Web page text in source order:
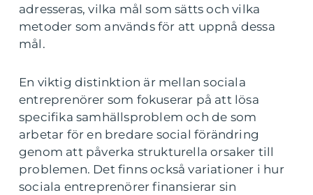
adresseras, vilka mål som sätts och vilka
metoder som används för att uppnå dessa
mål.
En viktig distinktion är mellan sociala
entreprenörer som fokuserar på att lösa
specifika samhällsproblem och de som
arbetar för en bredare social förändring
genom att påverka strukturella orsaker till
problemen. Det finns också variationer i hur
sociala entreprenörer finansierar sin